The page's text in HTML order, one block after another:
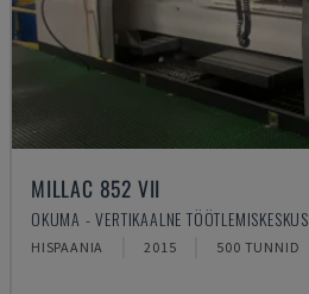
MILLAC 852 VII
OKUMA - VERTIKAALNE TÖÖTLEMISKESKUS
HISPAANIA 2015 500 TUNNID